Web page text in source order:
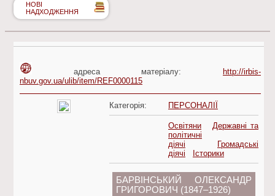
НОВІ
НАДХОДЖЕННЯ
адреса матеріалу: http://irbis-
nbuv.gov.ua/ulib/item/REF0000115
Категорія: ПЕРСОНАЛІЇ
Освітяни
Державні та
політичні
діячі
Громадські
діячі
Історики
БАРВІНСЬКИЙ ОЛЕКСАНДР
ГРИГОРОВИЧ (1847–1926)